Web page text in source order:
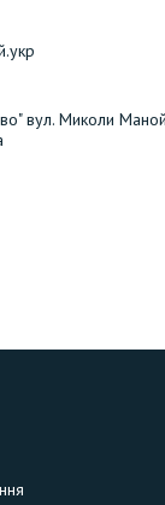
вул. Миколи